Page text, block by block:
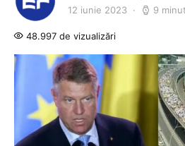
12 iunie 2023 9
48.997 de vizualizări